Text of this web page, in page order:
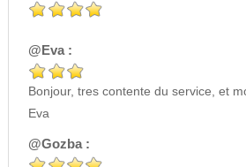
@Eva :
Bonjour, tres contente du service, et
Eva
@Gozba :